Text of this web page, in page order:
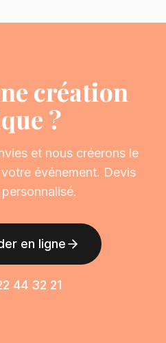
création
?
et nous créerons le
événement. Devis
en ligne
44 32 21